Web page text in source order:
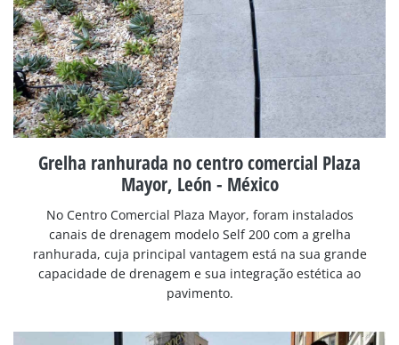
Grelha ranhurada no centro comercial Plaza
Mayor, León - México
No Centro Comercial Plaza Mayor, foram instalados
canais de drenagem modelo Self 200 com a grelha
ranhurada, cuja principal vantagem está na sua grande
capacidade de drenagem e sua integração estética ao
pavimento.